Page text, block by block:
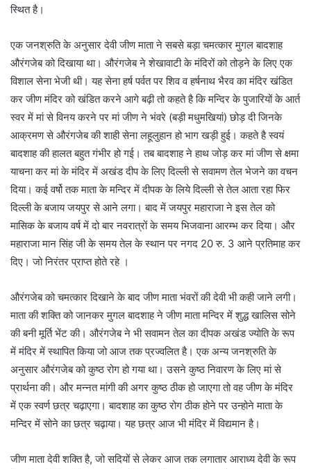
स्थित है।
एक जनश्रुति के अनुसार देवी जीण माता ने सबसे बड़ा चमत्कार मुगल बादशाह
औरंगजेब को दिखाया था। औरंगजेब ने शेखावाटी के मंदिरों को तोड़ने के लिए एक
विशाल सेना भेजी थी। यह सेना हर्ष पर्वत पर शिव व हर्षनाथ भैरव का मंदिर खंडित
कर जीण मंदिर को खंडित करने आगे बढ़ी तो कहते है कि मन्दिर के पुजारियों के आर्त
स्वर में मां से विनय करने पर मां जीण ने भंवरे (बड़ी मधुमखियां) छोड़ दी जिनके
आक्रमण से औरंगजेब की शाही सेना लहूलुहान हो भाग खड़ी हुई। कहते है स्वयं
बादशाह की हालत बहुत गंभीर हो गई। तब बादशाह ने हाथ जोड़ कर मां जीण से क्षमा
याचना कर मां के मंदिर में अखंड दीप के लिए दिल्ली से सवामण तेल भेजने का वचन
दिया। कई वर्षो तक माता के मन्दिर में दीपक के लिये दिल्ली से तेल आता रहा फिर
दिल्ली के बजाय जयपुर से आने लगा। बाद में जयपुर महाराजा ने इस तेल को
मासिक के बजाय वर्ष में दो बार नवरात्रों के समय भिजवाना आरम्भ कर दिया। और
महाराजा मान सिंह जी के समय तेल के स्थान पर नगद 20 रु. 3 आने प्रतिमाह कर
दिए। जो निरंतर प्राप्त होते रहे ।
औरंगजेब को चमत्कार दिखाने के बाद जीण माता भंवरों की देवी भी कही जाने लगी।
माता की शक्ति को जानकर मुगल बादशाह ने जीण माता मन्दिर में शुद्ध खालिस सोने
की बनी मूर्ति भेंट की। औरंगजेब ने भी सवामन तेल का दीपक अखंड ज्योति के रूप
में मंदिर में स्थापित किया जो आज तक प्रज्वलित है। एक अन्य जनश्रुति के
अनुसार औरंगजेब को कुष्ठ रोग हो गया था। उसने कुष्ठ निवारण के लिए मां से
प्रार्थना की। और मन्नत मांगी की अगर कुष्ठ ठीक हो जाएगा तो वह जीण के मंदिर
में एक स्वर्ण छत्र चढ़ाएगा। बादशाह का कुष्ठ रोग ठीक होने पर उन्होने माता के
मन्दिर में सोने का छत्र चढ़ाया। यह छत्र आज भी मंदिर में विद्यमान है।
जीण माता देवी शक्ति है, जो सदियों से लेकर आज तक लगातार आराध्य देवी के रूप